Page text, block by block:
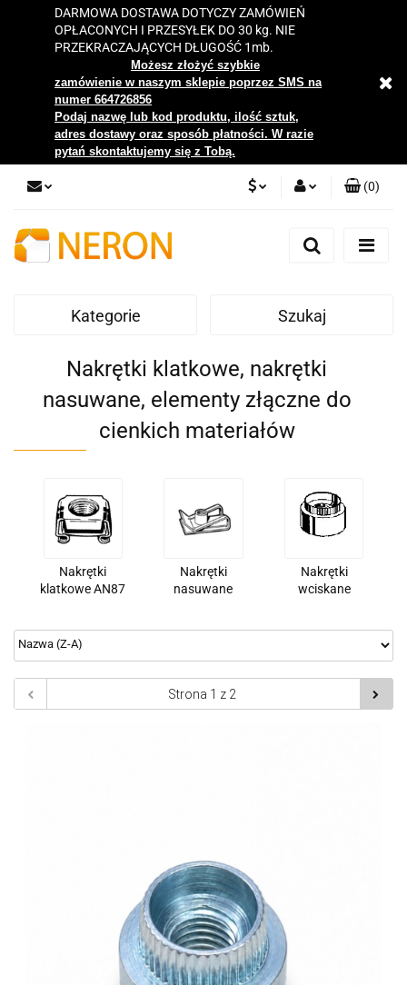
DARMOWA DOSTAWA DOTYCZY ZAMÓWIEŃ
OPŁACONYCH I PRZESYŁEK DO 30 kg. NIE
PRZEKRACZAJĄCYCH DŁUGOŚĆ 1mb.
Możesz złożyć szybkie
zamówienie w naszym sklepie poprzez SMS na
numer 664726856
Podaj nazwę lub kod produktu, ilość sztuk,
adres dostawy oraz sposób płatności. W razie
pytań skontaktujemy się z Tobą.
Zaloguj się
Zgody cookies
(0)
Kategorie Szukaj
Nakrętki klatkowe, nakrętki
nasuwane, elementy złączne do
cienkich materiałów
Nakrętki
klatkowe AN87
Nakrętki
nasuwane
Nakrętki
wciskane